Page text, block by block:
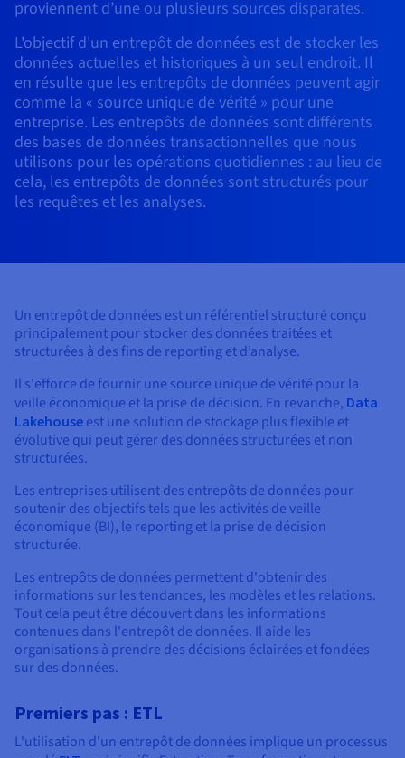
Quantum
Sécurité
Opérations
Développeurs
Roadmap & Changelog
Roadmap & Changelog
DISTRIBUER MON TRAFIC
Load Balancer
Tarifs
Disponibilités par régions
Documentation
Roadmap & Changelog
Roadmap & Changelog
AI Endpoints - Catalogue des modèles
AI Endpoints - Bases API
AI Endpoints - Batch API
GPUS
Nvidia H200
Nvidia L4
Toutes les GPUs →
Tarifs
Disponibilités par régions
Documentation
Roadmap & Changelog
Managed HSM
Dedicated HSM
Infrastructure Anti-DDoS
Tarifs
Disponibilités par régions
Tarifs
Disponibilités par régions
Documentation
Roadmap & Changelog
MCP Server
Tarifs
Disponibilités par régions
Documentation
Roadmap & Changelog
Guides et documentation
Conformité et certifications
Roadmap & Changelog
HYCU for OVHcloud
SAP HANA ON OVHCLOUD
SAP HANA on Bare Metal
SAP HANA on Private Cloud
Tarifs
Cloud Native
AI & HPC
OPCP Packager
CLOUD READY
Cloud ready
Gouvernance & Quotas
Observabilité
Roadmap & Changelog
BGP Services
PROTECTION & SÉCURITÉ
Infrastructure Anti-DDoS
Protection Game DDoS
DNSSEC
Documentation
Roadmap & Changelog
Tarifs
Guides et documentation
Roadmap & Changelog
USAGES
Résilience et AZ
Grid computing
Virtualisation et conteneurisation
Site web et application métier
Tarifs
OS & licences
Roadmap & Changelog
Revendeurs
Tous les usages
Documentation
Roadmap & Changelog
CDN Infrastructure
BGP Services
PROTECTION & SÉCURITÉ
Infrastructure Anti-DDoS
DNSSEC
Documentation
Roadmap & Changelog
Bases de données additionnelles
Option Certificats SSL
Option CDN
USAGES
Comment créer un site web ?
Créer ma boutique en ligne
Documentation
Roadmap & Changelog
proviennent d’une ou plusieurs sources disparates.
L'objectif d'un entrepôt de données est de stocker les
données actuelles et historiques à un seul endroit. Il
en résulte que les entrepôts de données peuvent agir
comme la « source unique de vérité » pour une
entreprise. Les entrepôts de données sont différents
des bases de données transactionnelles que nous
utilisons pour les opérations quotidiennes : au lieu de
cela, les entrepôts de données sont structurés pour
les requêtes et les analyses.
Un entrepôt de données est un référentiel structuré conçu
principalement pour stocker des données traitées et
structurées à des fins de reporting et d’analyse.
Il s'efforce de fournir une source unique de vérité pour la
veille économique et la prise de décision. En revanche, Data
Lakehouse est une solution de stockage plus flexible et
évolutive qui peut gérer des données structurées et non
structurées.
Les entreprises utilisent des entrepôts de données pour
soutenir des objectifs tels que les activités de veille
économique (BI), le reporting et la prise de décision
structurée.
Les entrepôts de données permettent d'obtenir des
informations sur les tendances, les modèles et les relations.
Tout cela peut être découvert dans les informations
contenues dans l'entrepôt de données. Il aide les
organisations à prendre des décisions éclairées et fondées
sur des données.
Premiers pas : ETL
L'utilisation d'un entrepôt de données implique un processus